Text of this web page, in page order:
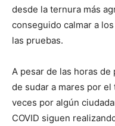
desde la ternura más
conseguido calmar a
las pruebas.
A pesar de las horas
de sudar a mares por
veces por algún
COVID siguen